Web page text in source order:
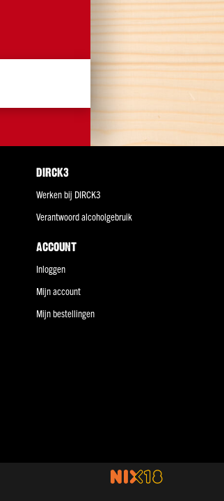
DIRCK3
Werken bij DIRCK3
Verantwoord alcoholgebruik
ACCOUNT
Inloggen
Mijn account
Mijn bestellingen